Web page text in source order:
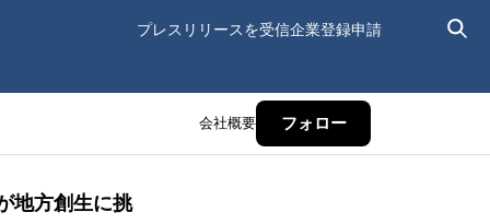
プレスリリースを受信企業登録申請
会社概要 フォロー
地方創生に挑